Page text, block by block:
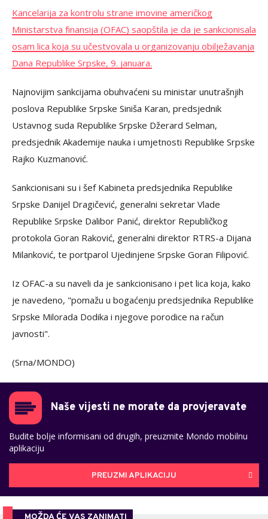
Kancelarija za kontrolu strane imovine američkog
Ministarstva finansija (OFAC) saopštila je da je sankcionisala
osam lica koja su učestvovala u organizovanju obilježavanja
Dana Republike Srpske, 9. januara.
Najnovijim sankcijama obuhvaćeni su ministar unutrašnjih
poslova Republike Srpske Siniša Karan, predsjednik
Ustavnog suda Republike Srpske Džerard Selman,
predsjednik Akademije nauka i umjetnosti Republike Srpske
Rajko Kuzmanović.
Sankcionisani su i šef Kabineta predsjednika Republike
Srpske Danijel Dragičević, generalni sekretar Vlade
Republike Srpske Dalibor Panić, direktor Republičkog
protokola Goran Raković, generalni direktor RTRS-a Dijana
Milanković, te portparol Ujedinjene Srpske Goran Filipović.
Iz OFAC-a su naveli da je sankcionisano i pet lica koja, kako
je navedeno, "pomažu u bogaćenju predsjednika Republike
Srpske Milorada Dodika i njegove porodice na račun
javnosti".
(Srna/MONDO)
Naše vijesti ne morate da provjeravate
Budite bolje informisani od drugih, preuzmite Mondo mobilnu
aplikaciju
PREUZMI APLIKACIJU